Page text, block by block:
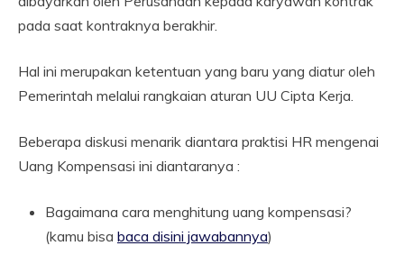
pada saat kontraknya berakhir.
Hal ini merupakan ketentuan yang baru yang diatur oleh
Pemerintah melalui rangkaian aturan UU Cipta Kerja.
Beberapa diskusi menarik diantara praktisi HR mengenai
Uang Kompensasi ini diantaranya :
Bagaimana cara menghitung uang kompensasi?
(kamu bisa baca disini jawabannya)